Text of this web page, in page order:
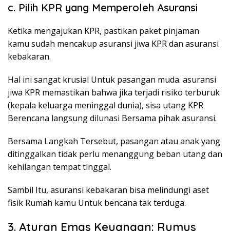
c. Pilih KPR yang Memperoleh Asuransi
Ketika mengajukan KPR, pastikan paket pinjaman
kamu sudah mencakup asuransi jiwa KPR dan asuransi
kebakaran.
Hal ini sangat krusial Untuk pasangan muda. asuransi
jiwa KPR memastikan bahwa jika terjadi risiko terburuk
(kepala keluarga meninggal dunia), sisa utang KPR
Berencana langsung dilunasi Bersama pihak asuransi.
Bersama Langkah Tersebut, pasangan atau anak yang
ditinggalkan tidak perlu menanggung beban utang dan
kehilangan tempat tinggal.
Sambil Itu, asuransi kebakaran bisa melindungi aset
fisik Rumah kamu Untuk bencana tak terduga.
3. Aturan Emas Keuangan: Rumus